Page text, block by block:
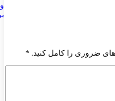
ضروری را کامل کنید. *